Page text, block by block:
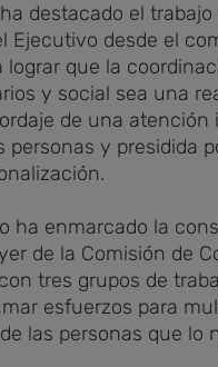
destacado el
Ejecutivo desde el
lograr que la
y social sea una
de una atención
personas y presidida
ha enmarcado la
de la Comisión de
tres grupos de
esfuerzos para
las personas que lo